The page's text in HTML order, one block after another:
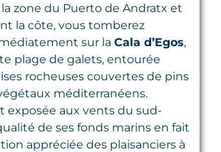
zone du Puerto de Andratx et
la côte, vous tomberez
sur la Cala d’Egos,
plage de galets, entourée
rocheuses couvertes de pins
méditerranéens.
exposée aux vents du sud-
de ses fonds marins en fait
appréciée des plaisanciers à